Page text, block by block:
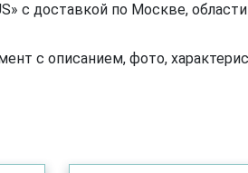
с доставкой по Москве,
с описанием, фото,